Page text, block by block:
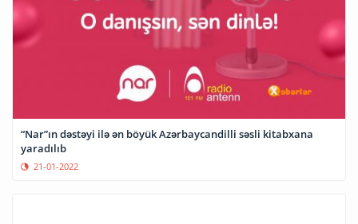
“Nar”ın dəstəyi ilə ən böyük Azərbaycandilli səsli kitabxana
yaradılıb
21-01-2022